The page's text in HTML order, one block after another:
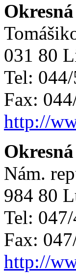
031 80
Tel:
Fax:
http://
Nám.
984 80
Tel:
Fax:
http://